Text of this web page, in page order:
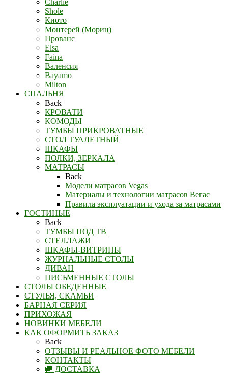
Charlie
Shole
Киото
Монтерей (Мориц)
Прованс
Elsa
Faina
Валенсия
Bayamo
Milton
СПАЛЬНЯ
Back
КРОВАТИ
КОМОДЫ
ТУМБЫ ПРИКРОВАТНЫЕ
СТОЛ ТУАЛЕТНЫЙ
ШКАФЫ
ПОЛКИ, ЗЕРКАЛА
МАТРАСЫ
Back
Модели матрасов Vegas
Материалы и технологии матрасов Вегас
Правила эксплуатации и ухода за матрасами
ГОСТИНЫЕ
Back
ТУМБЫ ПОД ТВ
СТЕЛЛАЖИ
ШКАФЫ-ВИТРИНЫ
ЖУРНАЛЬНЫЕ СТОЛЫ
ДИВАН
ПИСЬМЕННЫЕ СТОЛЫ
СТОЛЫ ОБЕДЕННЫЕ
СТУЛЬЯ, СКАМЬИ
БАРНАЯ СЕРИЯ
ПРИХОЖАЯ
НОВИНКИ МЕБЕЛИ
КАК ОФОРМИТЬ ЗАКАЗ
Back
ОТЗЫВЫ И РЕАЛЬНОЕ ФОТО МЕБЕЛИ
КОНТАКТЫ
🚚 ДОСТАВКА